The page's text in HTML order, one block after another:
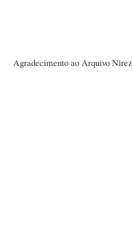
Agradecimento ao Arquivo Nirez